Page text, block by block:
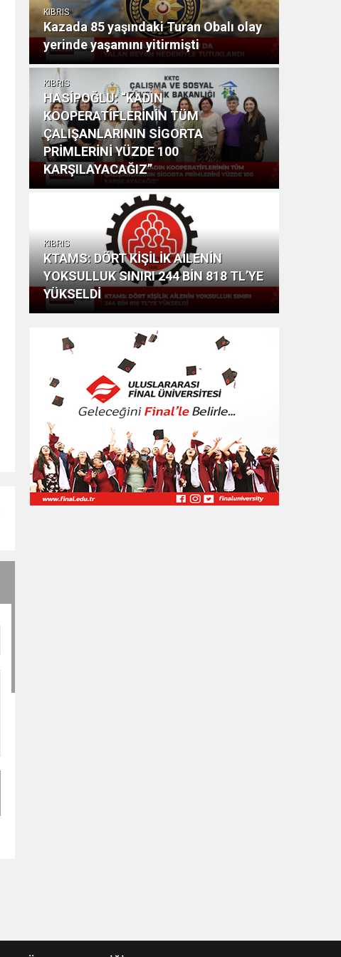
KIBRIS
Kazada 85 yaşındaki Turan Obalı olay
yerinde yaşamını yitirmişti
KIBRIS
HASİPOĞLU: “KADIN
KOOPERATİFLERİNİN TÜM
ÇALIŞANLARININ SİGORTA
PRİMLERİNİ YÜZDE 100
KARŞILAYACAĞIZ”
KIBRIS
KTAMS: DÖRT KİŞİLİK AİLENİN
YOKSULLUK SINIRI 244 BİN 818 TL’YE
YÜKSELDİ